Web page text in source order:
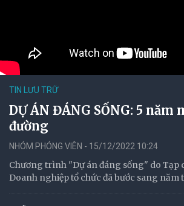
TIN LƯU TRỮ
DỰ ÁN ĐÁNG SỐNG: 5 năm
đường
NHÓM PHÓNG VIÊN - 15/12/2022 10:24
Chương trình "Dự án đáng sống" do Tạp
Doanh nghiệp tổ chức đã bước sang năm